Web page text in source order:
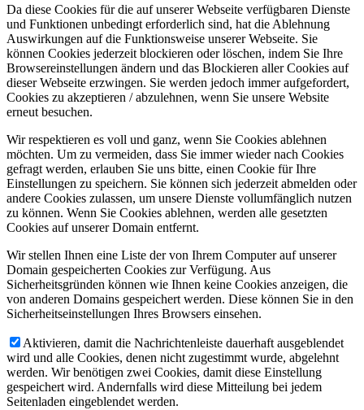
Da diese Cookies für die auf unserer Webseite verfügbaren Dienste
und Funktionen unbedingt erforderlich sind, hat die Ablehnung
Auswirkungen auf die Funktionsweise unserer Webseite. Sie
können Cookies jederzeit blockieren oder löschen, indem Sie Ihre
Browsereinstellungen ändern und das Blockieren aller Cookies auf
dieser Webseite erzwingen. Sie werden jedoch immer aufgefordert,
Cookies zu akzeptieren / abzulehnen, wenn Sie unsere Website
erneut besuchen.
Wir respektieren es voll und ganz, wenn Sie Cookies ablehnen
möchten. Um zu vermeiden, dass Sie immer wieder nach Cookies
gefragt werden, erlauben Sie uns bitte, einen Cookie für Ihre
Einstellungen zu speichern. Sie können sich jederzeit abmelden oder
andere Cookies zulassen, um unsere Dienste vollumfänglich nutzen
zu können. Wenn Sie Cookies ablehnen, werden alle gesetzten
Cookies auf unserer Domain entfernt.
Wir stellen Ihnen eine Liste der von Ihrem Computer auf unserer
Domain gespeicherten Cookies zur Verfügung. Aus
Sicherheitsgründen können wie Ihnen keine Cookies anzeigen, die
von anderen Domains gespeichert werden. Diese können Sie in den
Sicherheitseinstellungen Ihres Browsers einsehen.
Aktivieren, damit die Nachrichtenleiste dauerhaft ausgeblendet
wird und alle Cookies, denen nicht zugestimmt wurde, abgelehnt
werden. Wir benötigen zwei Cookies, damit diese Einstellung
gespeichert wird. Andernfalls wird diese Mitteilung bei jedem
Seitenladen eingeblendet werden.